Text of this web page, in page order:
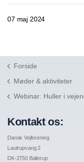
07 maj 2024
Forside
Møder & aktiviteter
Webinar: Huller i
Kontakt os:
Dansk Vejforening
Lautrupvang 2
DK-2750 Ballerup